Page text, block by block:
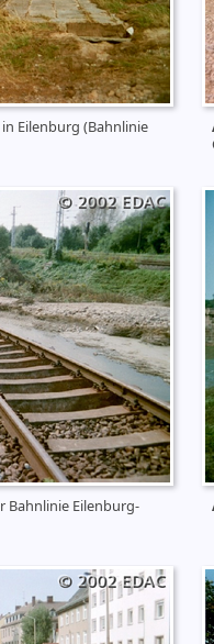
Eilenburg (Bahnlinie
Bahnlinie Eilenburg-